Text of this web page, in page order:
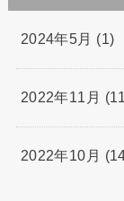
2024年5月 (1)
2022年11月
2022年10月